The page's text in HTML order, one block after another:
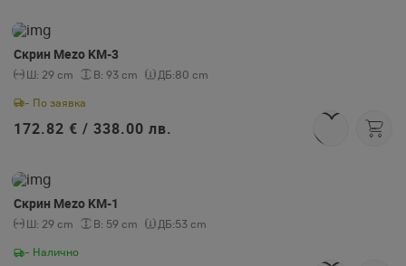
Скрин Mezo KM-3
Ш: 29 cm В: 93 cm ДБ:80 cm
- По заявка
172.82 € / 338.00 лв.
Скрин Mezo KM-1
Ш: 29 cm В: 59 cm ДБ:53 cm
- Налично